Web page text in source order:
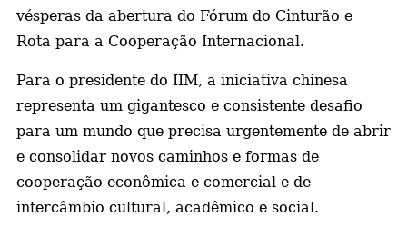
vésperas da abertura do Fórum do Cinturão e
Rota para a Cooperação Internacional.
Para o presidente do IIM, a iniciativa chinesa
representa um gigantesco e consistente desafio
para um mundo que precisa urgentemente de abrir
e consolidar novos caminhos e formas de
cooperação econômica e comercial e de
intercâmbio cultural, acadêmico e social.